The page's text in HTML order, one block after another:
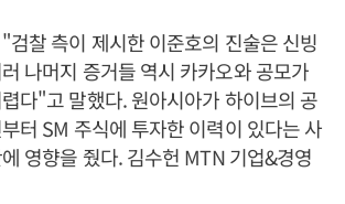
검찰 측이 제시한 이준호의 진술은 신빙
나머지 증거들 역시 카카오와 공모가
다"고 말했다. 원아시아가 하이브의 공
터 SM 주식에 투자한 이력이 있다는 사
영향을 줬다. 김수헌 MTN 기업&경영